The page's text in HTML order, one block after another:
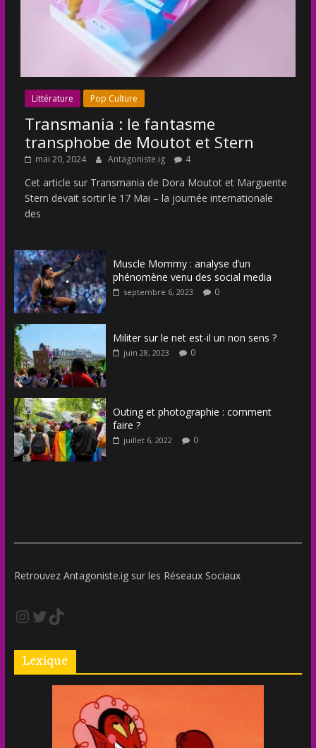
Littérature Pop Culture
Transmania : le fantasme
transphobe de Moutot et Stern
mai 20, 2024 Antagoniste.ig 4
Cet article sur Transmania de Dora Moutot et Marguerite
Stern devait sortir le 17 Mai – la journée internationale
des
Muscle Mommy : analyse d’un
phénomène venu des social media
septembre 6, 2023 0
Militer sur le net est-il un non sens ?
juin 28, 2023 0
Outing et photographie : comment
faire ?
juillet 6, 2022 0
Retrouvez Antagoniste.ig sur les Réseaux Sociaux
Lexique